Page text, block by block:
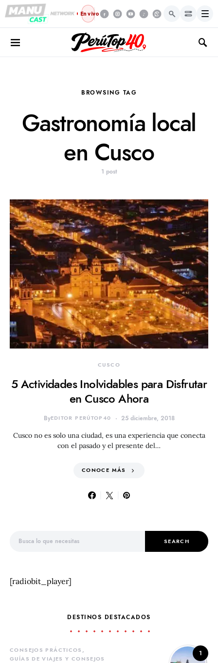
En vivo Menú
BROWSING TAG
Gastronomía local
en Cusco
1 post
CUSCO
5 Actividades Inolvidables para Disfrutar
en Cusco Ahora
ByEDITOR PERÚTOP40 25 diciembre, 2018
Cusco no es solo una ciudad, es una experiencia que conecta
con el pasado y el presente del…
CONOCE MÁS
SEARCH
[radiobit_player]
DESTINOS DESTACADOS
1
CONSEJOS PRÁCTICOS
GUÍAS DE VIAJES Y CONSEJOS